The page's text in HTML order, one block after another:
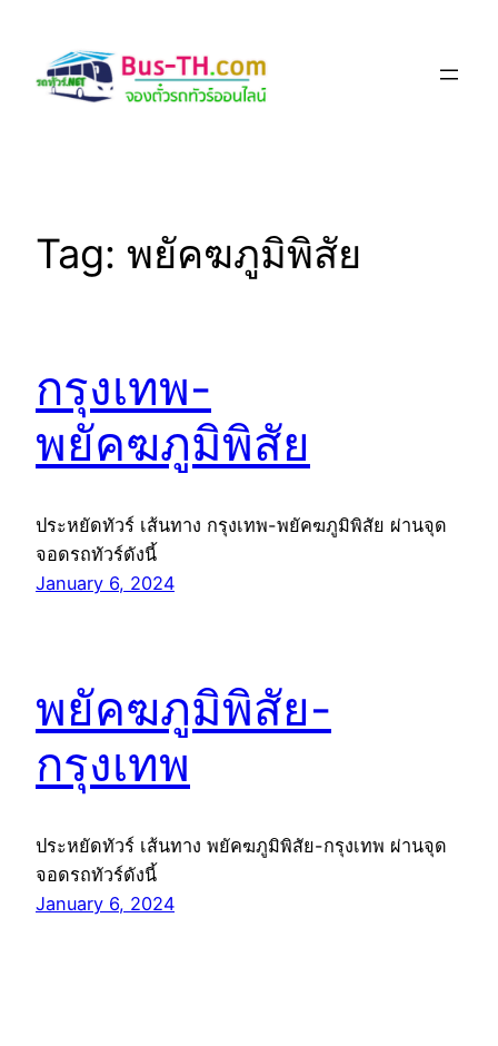
content
Tag: พยัคฆภูมิพิสัย
กรุงเทพ-
พยัคฆภูมิพิสัย
ประหยัดทัวร์ เส้นทาง กรุงเทพ-พยัคฆภูมิพิสัย ผ่านจุด
จอดรถทัวร์ดังนี้
January 6, 2024
พยัคฆภูมิพิสัย-
กรุงเทพ
ประหยัดทัวร์ เส้นทาง พยัคฆภูมิพิสัย-กรุงเทพ ผ่านจุด
จอดรถทัวร์ดังนี้
January 6, 2024